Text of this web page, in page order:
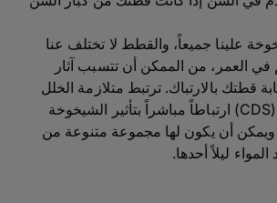
علينا جميعاً، والقطط لا تختلف عنا
العمر، من الممكن أن تتسبب آثار
قطتك بالارتباك. ترتبط متلازمة الخلل
الوظيفي المعرفي (CDS) ارتباطاً مباشراً بتأثير الشيخوخة
أن يكون لها مجموعة متنوعة من
ليلاً أحدها.